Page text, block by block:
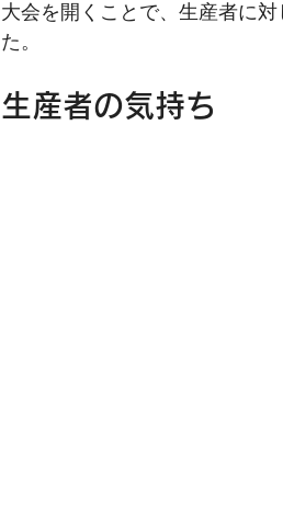
大会を開くことで、生産者に
た。
生産者の気持ち